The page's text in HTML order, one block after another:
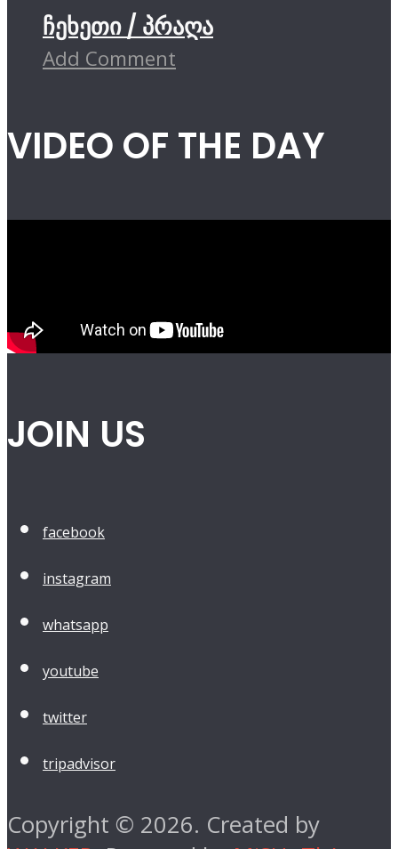
ჩეხეთი / პრაღა
Add Comment
VIDEO OF THE DAY
JOIN US
facebook
instagram
whatsapp
youtube
twitter
tripadvisor
Copyright © 2026. Created by